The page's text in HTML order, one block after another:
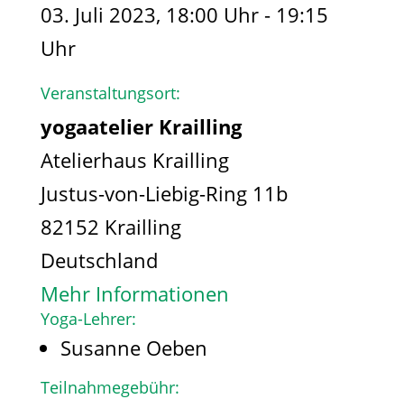
03. Juli 2023, 18:00 Uhr - 19:15
Uhr
Veranstaltungsort:
yogaatelier Krailling
Atelierhaus Krailling
Justus-von-Liebig-Ring 11b
82152 Krailling
Deutschland
Mehr Informationen
Yoga-Lehrer:
Susanne Oeben
Teilnahmegebühr: